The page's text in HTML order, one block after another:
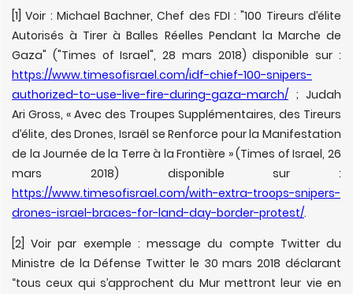
[1] Voir : Michael Bachner, Chef des FDI : "100 Tireurs d’élite
Autorisés à Tirer à Balles Réelles Pendant la Marche de
Gaza" ("Times of Israel", 28 mars 2018) disponible sur :
https://www.timesofisrael.com/idf-chief-100-snipers-
authorized-to-use-live-fire-during-gaza-march/ ; Judah
Ari Gross, « Avec des Troupes Supplémentaires, des Tireurs
d’élite, des Drones, Israël se Renforce pour la Manifestation
de la Journée de la Terre à la Frontière » (Times of Israel, 26
mars 2018) disponible sur :
https://www.timesofisrael.com/with-extra-troops-snipers-
drones-israel-braces-for-land-day-border-protest/.
[2] Voir par exemple : message du compte Twitter du
Ministre de la Défense Twitter le 30 mars 2018 déclarant
“tous ceux qui s’approchent du Mur mettront leur vie en